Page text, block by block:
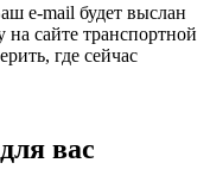
e-mail будет выслан
сайте транспортной
где сейчас
вас